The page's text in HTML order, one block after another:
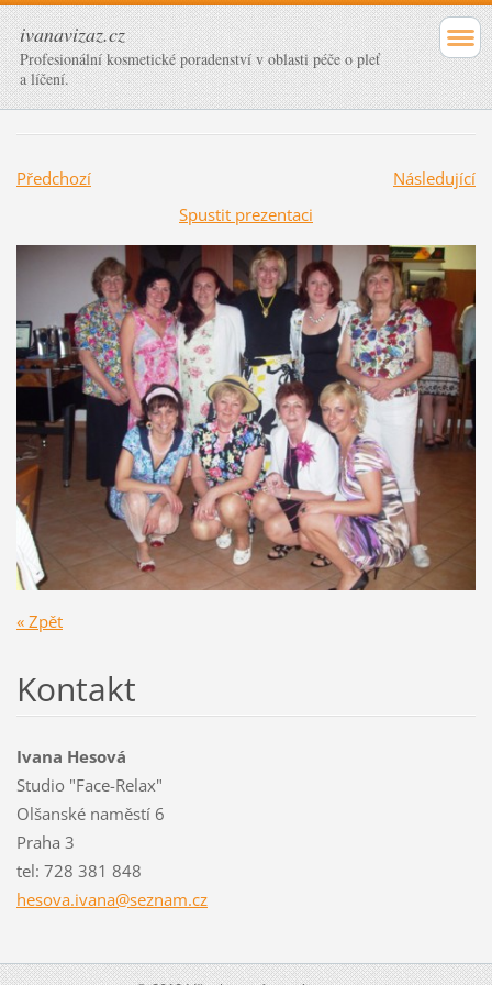
ivanavizaz.cz
Profesionální kosmetické poradenství v oblasti péče o pleť
a líčení.
Předchozí
Následující
Spustit prezentaci
« Zpět
Kontakt
Ivana Hesová
Studio "Face-Relax"
Olšanské naměstí 6
Praha 3
tel: 728 381 848
hesova.ivana@seznam.cz